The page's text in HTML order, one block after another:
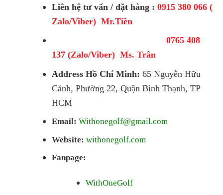
Liên hệ tư vấn / đặt hàng : 0915 380 066 (
Zalo/Viber) Mr.Tiền
0765 408
137 (Zalo/Viber) Ms. Trân
Address Hồ Chí Minh: 65 Nguyễn Hữu
Cảnh, Phường 22, Quận Bình Thạnh, TP
HCM
Email: Withonegolf@gmail.com
Website: withonegolf.com
Fanpage:
WithOneGolf